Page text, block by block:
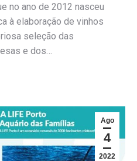
no ano de 2012 nasceu
à elaboração de vinhos
seleção das
e dos…
Ago
4
2022